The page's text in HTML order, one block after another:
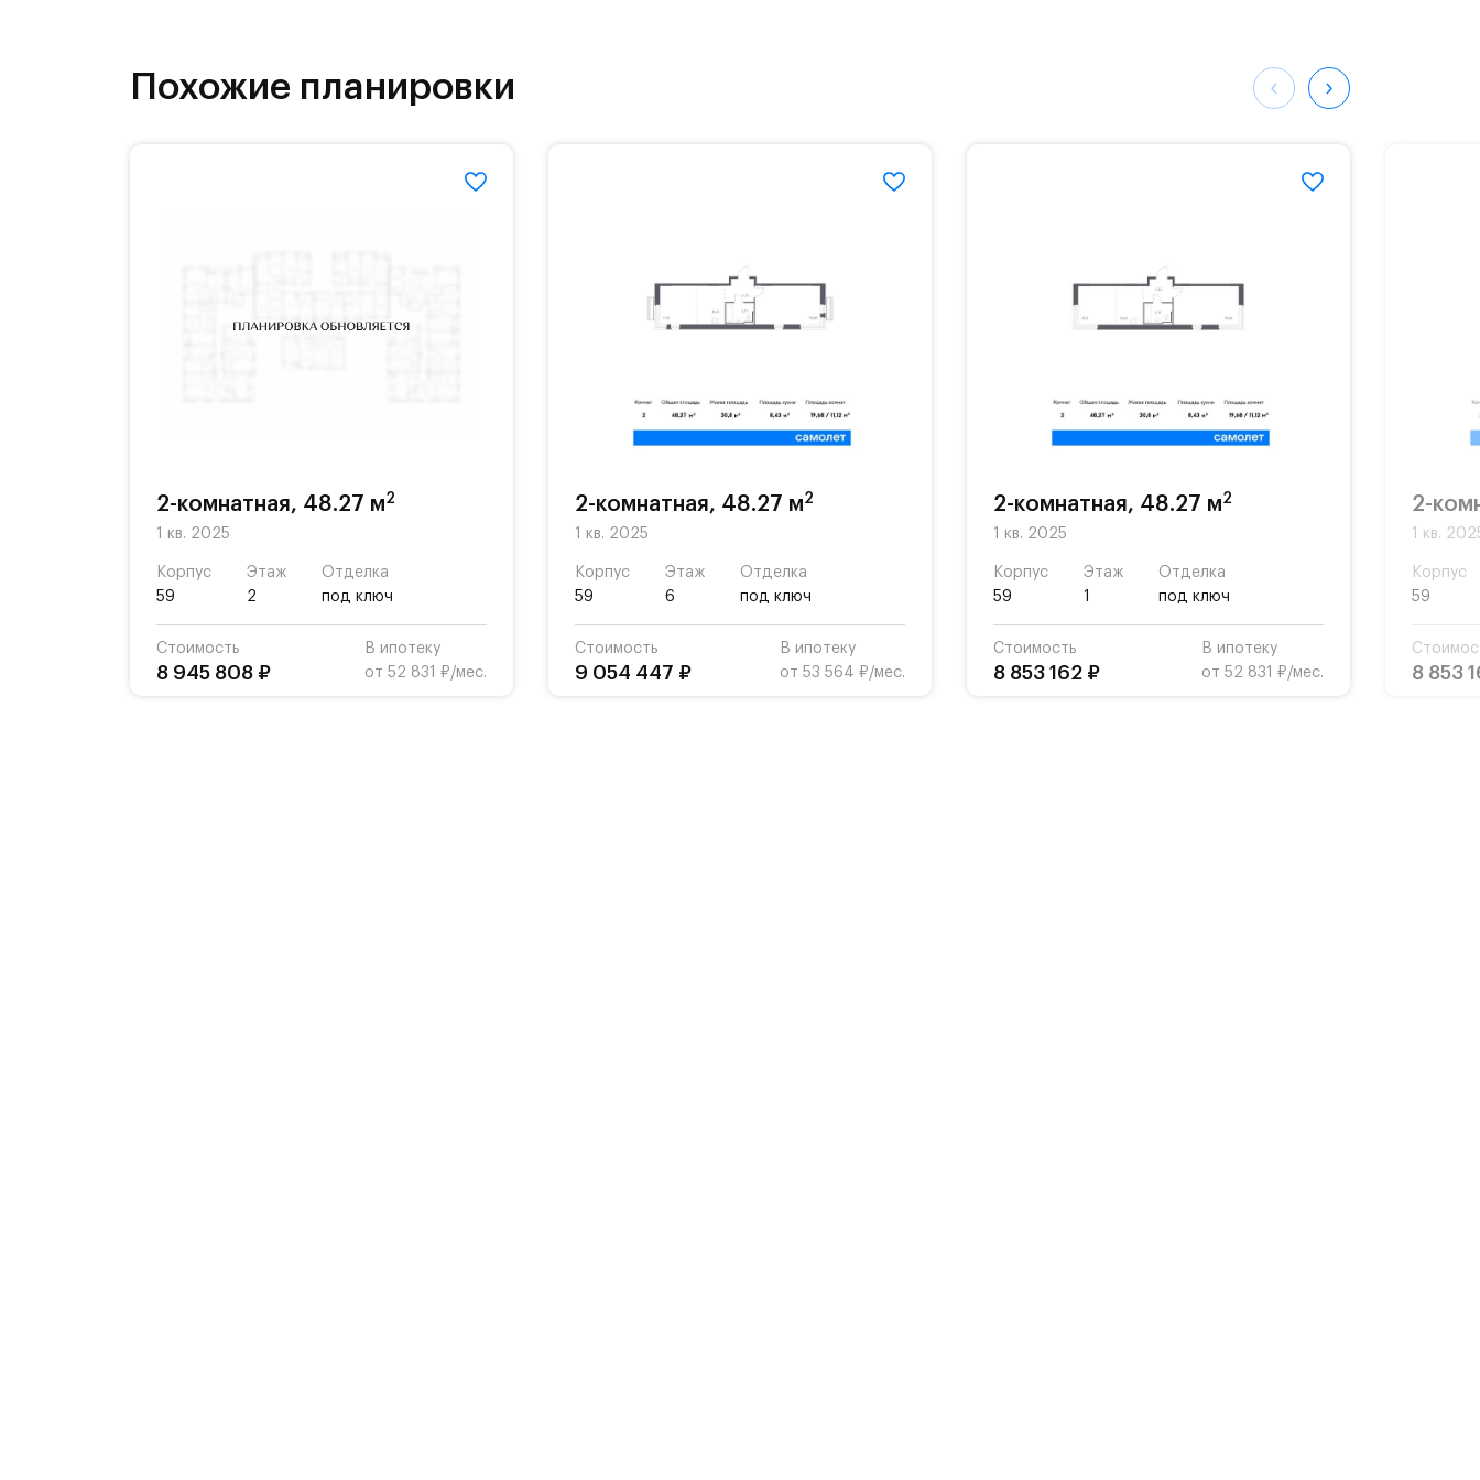
На территории квартала возведут детский сад и школу. Также для наиболее одарённых
Для автомобилистов — закрытые озеленённые парковки.
Похожие планировки
2-комнатная, 48.27 м2
1 кв. 2025
Корпус
59
Этаж
2
Отделка
под ключ
Стоимость
8 945 808 ₽
В ипотеку
от 52 831 ₽/мес.
2-комнатная, 48.27 м2
1 кв. 2025
Корпус
59
Этаж
6
Отделка
под ключ
Стоимость
9 054 447 ₽
В ипотеку
от 53 564 ₽/мес.
2-комнатная, 48.27 м2
1 кв. 2025
Корпус
59
Этаж
1
Отделка
под ключ
Стоимость
8 853 162 ₽
В ипотеку
от 52 831 ₽/мес.
2-
1 кв.
Корпус
59
8 853